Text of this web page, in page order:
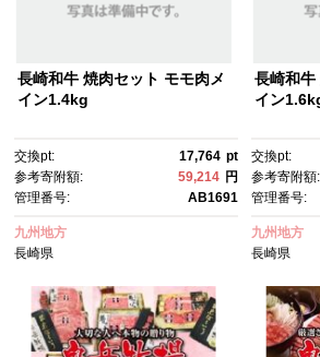
長崎和牛 焼肉セット モモ肉メ
イン1.4kg
交換pt: 17,764 pt
参考寄附額:
59,214 円
管理番号:
AB1691
九州地方
長崎県
長崎和牛
イン
交換pt:
参考寄附額:
管理番号:
九州地方
長崎県